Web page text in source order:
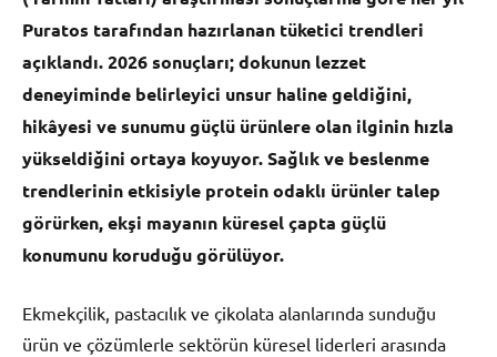
Puratos tarafından hazırlanan tüketici trendleri
açıklandı. 2026 sonuçları; dokunun lezzet
deneyiminde belirleyici unsur haline geldiğini,
hikâyesi ve sunumu güçlü ürünlere olan ilginin hızla
yükseldiğini ortaya koyuyor. Sağlık ve beslenme
trendlerinin etkisiyle protein odaklı ürünler talep
görürken, ekşi mayanın küresel çapta güçlü
konumunu koruduğu görülüyor.
Ekmekçilik, pastacılık ve çikolata alanlarında sunduğu
ürün ve çözümlerle sektörün küresel liderleri arasında